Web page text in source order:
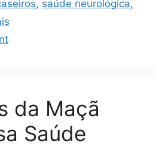
, saúde neurológica,
da Maçã
Saúde